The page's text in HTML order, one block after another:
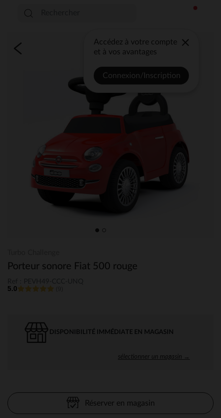
Accédez à votre compte
et à vos avantages
Connexion/Inscription
Porteur sonore Fiat 500 rouge
5.0
DISPONIBILITÉ IMMÉDIATE EN MAGASIN
sélectionner un magasin →
Réserver en magasin